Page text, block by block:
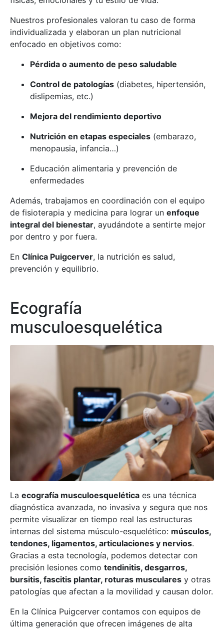
Nuestros profesionales valoran tu caso de forma
individualizada y elaboran un plan nutricional
enfocado en objetivos como:
Pérdida o aumento de peso saludable
Control de patologías (diabetes, hipertensión,
dislipemias, etc.)
Mejora del rendimiento deportivo
Nutrición en etapas especiales (embarazo,
menopausia, infancia…)
Educación alimentaria y prevención de
enfermedades
Además, trabajamos en coordinación con el equipo
de fisioterapia y medicina para lograr un enfoque
integral del bienestar, ayudándote a sentirte mejor
por dentro y por fuera.
En Clínica Puigcerver, la nutrición es salud,
prevención y equilibrio.
Ecografía
musculoesquelética
La ecografía musculoesquelética es una técnica
diagnóstica avanzada, no invasiva y segura que nos
permite visualizar en tiempo real las estructuras
internas del sistema músculo-esquelético: músculos,
tendones, ligamentos, articulaciones y nervios.
Gracias a esta tecnología, podemos detectar con
precisión lesiones como tendinitis, desgarros,
bursitis, fascitis plantar, roturas musculares y otras
patologías que afectan a la movilidad y causan dolor.
En la Clínica Puigcerver contamos con equipos de
última generación que ofrecen imágenes de alta